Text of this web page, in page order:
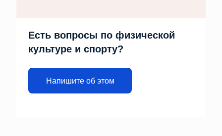
Есть вопросы по физической
культуре и спорту?
Напишите об этом